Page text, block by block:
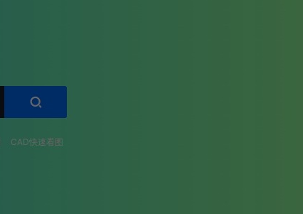
CAD快速看图